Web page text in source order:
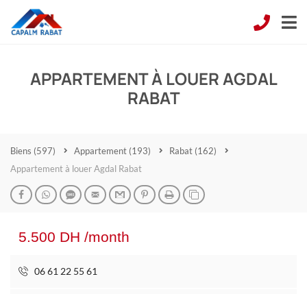
APPARTEMENT À LOUER AGDAL
RABAT
Biens (597) Appartement (193) Rabat (162)
Appartement à louer Agdal Rabat
5.500 DH /month
06 61 22 55 61